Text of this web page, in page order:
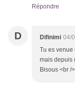
Répondre
D Difinimi 04/
Tu es venue
mais depuis
Bisous <br /